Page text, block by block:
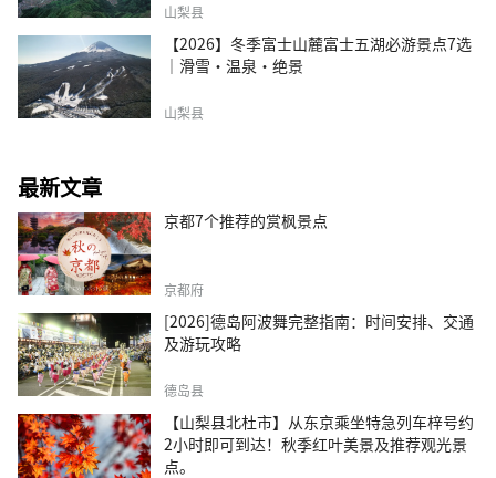
山梨县
【2026】冬季富士山麓富士五湖必游景点7选
｜滑雪・温泉・绝景
山梨县
最新文章
京都7个推荐的赏枫景点
京都府
[2026]德岛阿波舞完整指南：时间安排、交通
及游玩攻略
德岛县
【山梨县北杜市】从东京乘坐特急列车梓号约
2小时即可到达！秋季红叶美景及推荐观光景
点。